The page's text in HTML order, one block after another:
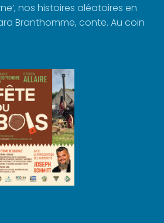
nos histoires aléatoires en
Branthomme, conte. Au coin